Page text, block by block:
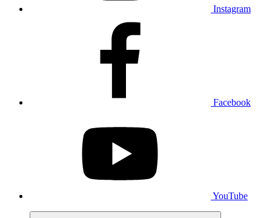
Instagram
Facebook
YouTube